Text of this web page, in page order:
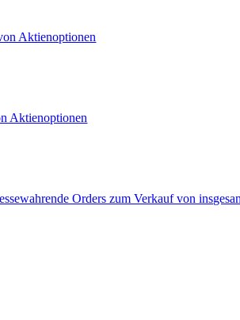
Aktienoptionen
Aktienoptionen
Orders zum Verkauf von